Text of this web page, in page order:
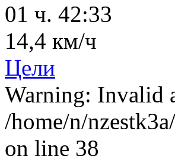
01 ч. 42:33
14,4 км/ч
Цели
Warning: Invalid
/home/n/
on line 38